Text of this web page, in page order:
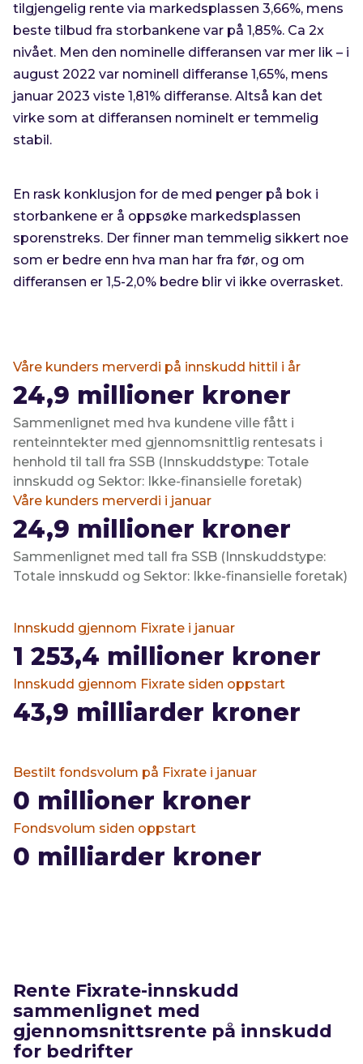
tilgjengelig rente via markedsplassen 3,66%, mens
beste tilbud fra storbankene var på 1,85%. Ca 2x
nivået. Men den nominelle differansen var mer lik – i
august 2022 var nominell differanse 1,65%, mens
januar 2023 viste 1,81% differanse. Altså kan det
virke som at differansen nominelt er temmelig
stabil.
En rask konklusjon for de med penger på bok i
storbankene er å oppsøke markedsplassen
sporenstreks. Der finner man temmelig sikkert noe
som er bedre enn hva man har fra før, og om
differansen er 1,5-2,0% bedre blir vi ikke overrasket.
Våre kunders merverdi på innskudd hittil i år
24,9 millioner kroner
Sammenlignet med hva kundene ville fått i
renteinntekter med gjennomsnittlig rentesats i
henhold til tall fra SSB (Innskuddstype: Totale
innskudd og Sektor: Ikke-finansielle foretak)
Våre kunders merverdi i januar
24,9 millioner kroner
Sammenlignet med tall fra SSB (Innskuddstype:
Totale innskudd og Sektor: Ikke-finansielle foretak)
Innskudd gjennom Fixrate i januar
1 253,4 millioner kroner
Innskudd gjennom Fixrate siden oppstart
43,9 milliarder kroner
Bestilt fondsvolum på Fixrate i januar
0 millioner kroner
Fondsvolum siden oppstart
0 milliarder kroner
Rente Fixrate-innskudd
sammenlignet med
gjennomsnittsrente på innskudd
for bedrifter